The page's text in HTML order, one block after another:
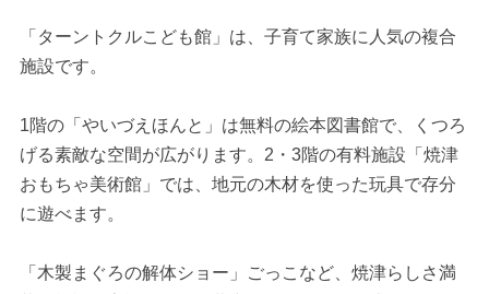
「ターントクルこども館」は、子育て家族に人気の複合
施設です。
1階の「やいづえほんと」は無料の絵本図書館で、くつろ
げる素敵な空間が広がります。2・3階の有料施設「焼津
おもちゃ美術館」では、地元の木材を使った玩具で存分
に遊べます。
「木製まぐろの解体ショー」ごっこなど、焼津らしさ満